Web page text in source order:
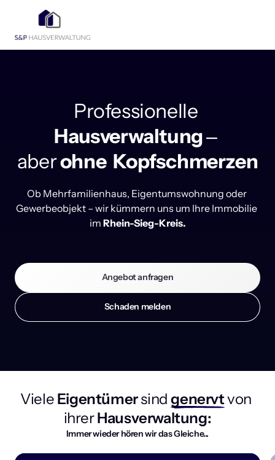
Hausverwaltung‒
aber ohne Kopfschmerzen
Ob Mehrfamilienhaus, Eigentumswohnung oder
Gewerbeobjekt – wir kümmern uns um Ihre Immobilie
im Rhein-Sieg-Kreis.
Angebot anfragen
Schaden melden
Viele Eigentümer sind genervt
ihrer Hausverwaltung:
Immer wieder hören wir das Gleiche...